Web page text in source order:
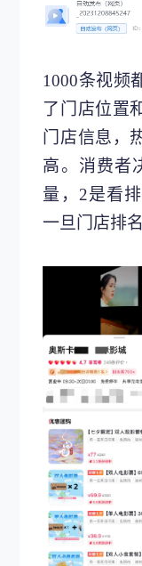
1000条视频
了门店位置
门店信息，
高。消费者
量，2是看
一旦门店排